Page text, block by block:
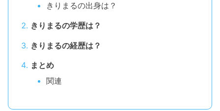
きりまるの出身は？
きりまるの学歴は？
きりまるの経歴は？
まとめ
関連